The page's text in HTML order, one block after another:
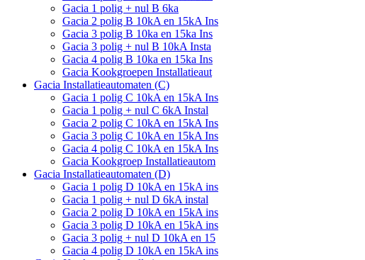
Gacia 1 polig + nul B 6ka
Gacia 2 polig B 10kA en 15kA Ins
Gacia 3 polig B 10ka en 15ka Ins
Gacia 3 polig + nul B 10kA Insta
Gacia 4 polig B 10ka en 15ka Ins
Gacia Kookgroepen Installatieaut
Gacia Installatieautomaten (C)
Gacia 1 polig C 10kA en 15kA Ins
Gacia 1 polig + nul C 6kA Instal
Gacia 2 polig C 10kA en 15kA Ins
Gacia 3 polig C 10kA en 15kA Ins
Gacia 4 polig C 10kA en 15kA Ins
Gacia Kookgroep Installatieautom
Gacia Installatieautomaten (D)
Gacia 1 polig D 10kA en 15kA ins
Gacia 1 polig + nul D 6kA instal
Gacia 2 polig D 10kA en 15kA ins
Gacia 3 polig D 10kA en 15kA ins
Gacia 3 polig + nul D 10kA en 15
Gacia 4 polig D 10kA en 15kA ins